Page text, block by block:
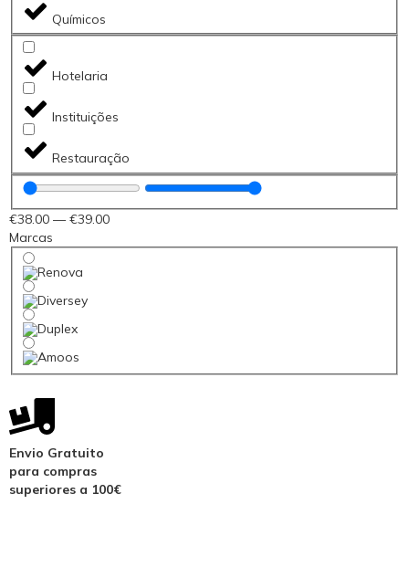
Químicos
Hotelaria
Instituições
Restauração
€38.00 —€39.00
Marcas
Envio Gratuito
para compras
superiores a 100€